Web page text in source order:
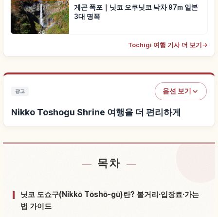
게곤 폭포｜닛코 오쿠닛코 낙차 97m 일본
3대 명폭
Tochigi 여행 기사 더 보기 →
광고 옵션 보기
Nikko Toshogu Shrine 여행을 더 편리하게
Nikko Toshogu Shrine 근처 숙소 찾기
Nikko Toshogu Shrine 체험 찾기↗
목차
닛코 도쇼구(Nikkō Tōshō-gū)란? 볼거리·입장료·가는
법 가이드